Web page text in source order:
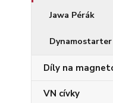
Jawa Pérák
Dynamostarter
Díly na
VN cívky